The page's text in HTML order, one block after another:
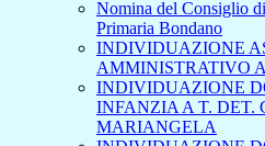
Nomina del Consiglio
Primaria Bondano
INDIVIDUAZIONE
AMMINISTRATIVO
INDIVIDUAZIONE
INFANZIA A T. DET.
MARIANGELA